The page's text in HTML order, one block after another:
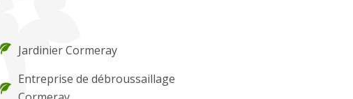
Jardinier Cormeray
Entreprise de débroussaillage